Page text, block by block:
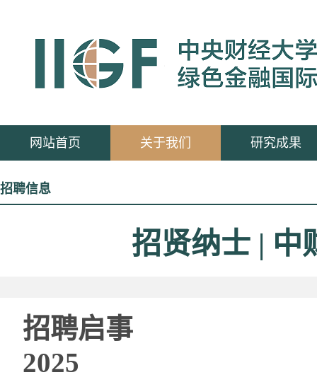
网站首页 关于我们 研究成果
招聘信息
招贤纳士 | 中
招聘启事
2025